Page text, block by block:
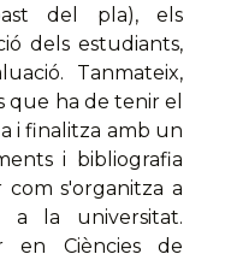
del pla), els
dels estudiants,
Tanmateix,
que ha de tenir el
i finalitza amb un
i bibliografia
s'organitza a
a la universitat.
en Ciències de